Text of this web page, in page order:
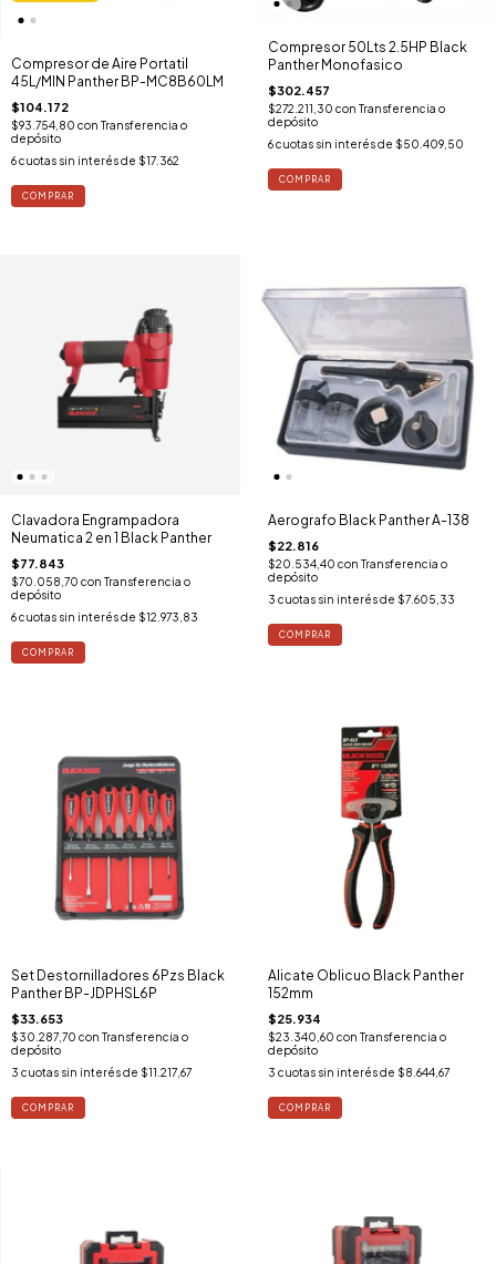
Compresor de Aire Portatil
45L/MIN Panther BP-MC8B60LM
$104.172
$93.754,80 con Transferencia o
depósito
6cuotas sin interés de $17.362
Compresor 50Lts 2.5HP Black
Panther Monofasico
$302.457
$272.211,30 con Transferencia o
depósito
6 cuotas sin interés de $50.409,50
Clavadora Engrampadora
Neumatica 2 en 1 Black Panther
$77.843
$70.058,70 con Transferencia o
depósito
6cuotas sin interés de $12.973,83
Aerografo Black Panther A-138
$22.816
$20.534,40 con Transferencia o
depósito
3 cuotas sin interés de $7.605,33
Set Destornilladores 6Pzs Black
Panther BP-JDPHSL6P
$33.653
$30.287,70 con Transferencia o
depósito
3 cuotas sin interés de $11.217,67
Alicate Oblicuo Black Panther
152mm
$25.934
$23.340,60 con Transferencia o
depósito
3 cuotas sin interés de $8.644,67